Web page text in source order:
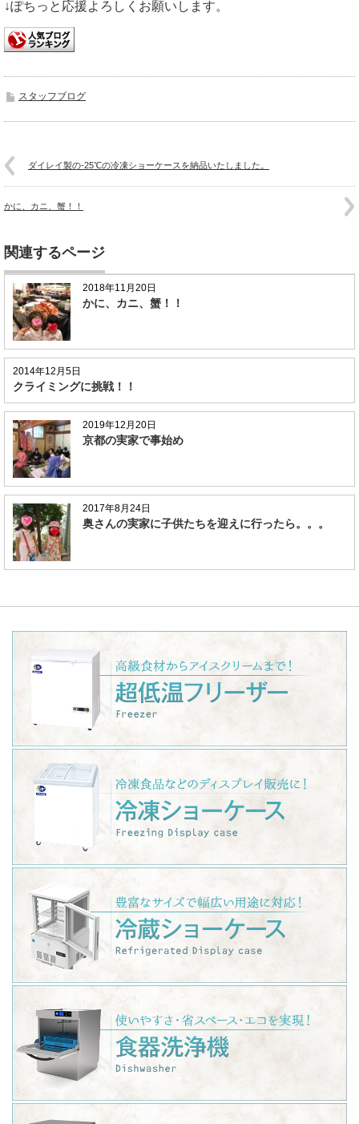
↓ぽちっと応援よろしくお願いします。
スタッフブログ
ダイレイ製の-25℃の冷凍ショーケースを納品いたしました。
かに、カニ、蟹！！
関連するページ
2018年11月20日
かに、カニ、蟹！！
2014年12月5日
クライミングに挑戦！！
2019年12月20日
京都の実家で事始め
2017年8月24日
奥さんの実家に子供たちを迎えに行ったら。。。